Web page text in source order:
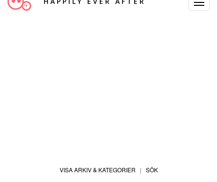
Toggle
VISA ARKIV & KATEGORIER | SÖK